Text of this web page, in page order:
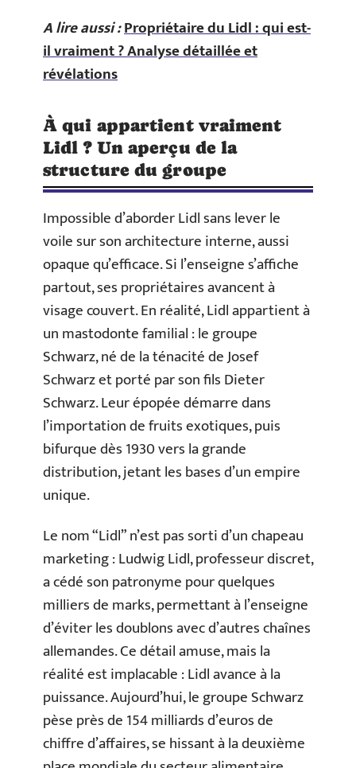
A lire aussi :Propriétaire du Lidl : qui est-
il vraiment ? Analyse détaillée et
révélations
À qui appartient vraiment
Lidl ? Un aperçu de la
structure du groupe
Impossible d’aborder Lidl sans lever le
voile sur son architecture interne, aussi
opaque qu’efficace. Si l’enseigne s’affiche
partout, ses propriétaires avancent à
visage couvert. En réalité, Lidl appartient à
un mastodonte familial : le groupe
Schwarz, né de la ténacité de Josef
Schwarz et porté par son fils Dieter
Schwarz. Leur épopée démarre dans
l’importation de fruits exotiques, puis
bifurque dès 1930 vers la grande
distribution, jetant les bases d’un empire
unique.
Le nom “Lidl” n’est pas sorti d’un chapeau
marketing : Ludwig Lidl, professeur discret,
a cédé son patronyme pour quelques
milliers de marks, permettant à l’enseigne
d’éviter les doublons avec d’autres chaînes
allemandes. Ce détail amuse, mais la
réalité est implacable : Lidl avance à la
puissance. Aujourd’hui, le groupe Schwarz
pèse près de 154 milliards d’euros de
chiffre d’affaires, se hissant à la deuxième